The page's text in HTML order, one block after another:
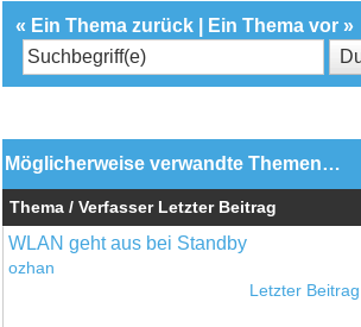
« Ein Thema zurück Ein Thema vor »
Möglicherweise verwandte Themen…
Thema / Verfasser Letzter Beitrag
WLAN geht aus bei Standby
ozhan
Letzter Beitrag